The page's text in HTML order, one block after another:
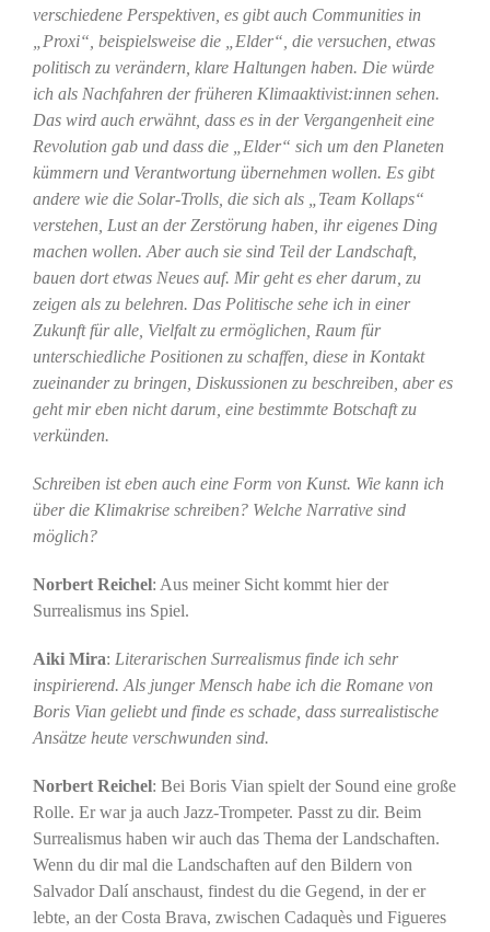
verschiedene Perspektiven, es gibt auch Communities in
„Proxi“, beispielsweise die „Elder“, die versuchen, etwas
politisch zu verändern, klare Haltungen haben. Die würde
ich als Nachfahren der früheren Klimaaktivist:innen sehen.
Das wird auch erwähnt, dass es in der Vergangenheit eine
Revolution gab und dass die „Elder“ sich um den Planeten
kümmern und Verantwortung übernehmen wollen. Es gibt
andere wie die Solar-Trolls, die sich als „Team Kollaps“
verstehen, Lust an der Zerstörung haben, ihr eigenes Ding
machen wollen. Aber auch sie sind Teil der Landschaft,
bauen dort etwas Neues auf. Mir geht es eher darum, zu
zeigen als zu belehren. Das Politische sehe ich in einer
Zukunft für alle, Vielfalt zu ermöglichen, Raum für
unterschiedliche Positionen zu schaffen, diese in Kontakt
zueinander zu bringen, Diskussionen zu beschreiben, aber es
geht mir eben nicht darum, eine bestimmte Botschaft zu
verkünden.
Schreiben ist eben auch eine Form von Kunst. Wie kann ich
über die Klimakrise schreiben? Welche Narrative sind
möglich?
Norbert Reichel: Aus meiner Sicht kommt hier der
Surrealismus ins Spiel.
Aiki Mira: Literarischen Surrealismus finde ich sehr
inspirierend. Als junger Mensch habe ich die Romane von
Boris Vian geliebt und finde es schade, dass surrealistische
Ansätze heute verschwunden sind.
Norbert Reichel: Bei Boris Vian spielt der Sound eine große
Rolle. Er war ja auch Jazz-Trompeter. Passt zu dir. Beim
Surrealismus haben wir auch das Thema der Landschaften.
Wenn du dir mal die Landschaften auf den Bildern von
Salvador Dalí anschaust, findest du die Gegend, in der er
lebte, an der Costa Brava, zwischen Cadaquès und Figueres